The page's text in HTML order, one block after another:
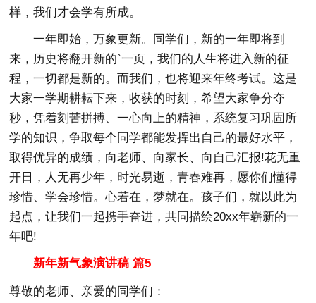
样，我们才会学有所成。
一年即始，万象更新。同学们，新的一年即将到
来，历史将翻开新的`一页，我们的人生将进入新的征
程，一切都是新的。而我们，也将迎来年终考试。这是
大家一学期耕耘下来，收获的时刻，希望大家争分夺
秒，凭着刻苦拼搏、一心向上的精神，系统复习巩固所
学的知识，争取每个同学都能发挥出自己的最好水平，
取得优异的成绩，向老师、向家长、向自己汇报!花无重
开日，人无再少年，时光易逝，青春难再，愿你们懂得
珍惜、学会珍惜。心若在，梦就在。孩子们，就以此为
起点，让我们一起携手奋进，共同描绘20xx年崭新的一
年吧!
新年新气象演讲稿 篇5
尊敬的老师、亲爱的同学们：